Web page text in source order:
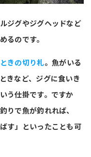
ジグやジグヘッドなど
るのです。
きの切り札。魚がいる
きなど、ジグに食いき
う仕掛です。ですか
りで魚が釣れれば、
す」といったことも可